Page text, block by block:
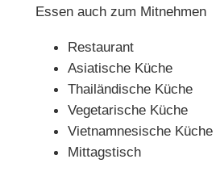
Essen auch zum Mitnehmen
Restaurant
Asiatische Küche
Thailändische Küche
Vegetarische Küche
Vietnamnesische Küche
Mittagstisch